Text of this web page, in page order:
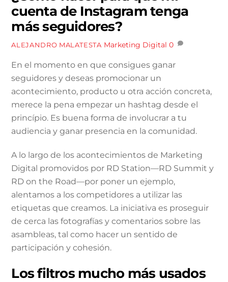
cuenta de Instagram tenga
más seguidores?
ALEJANDRO MALATESTA Marketing Digital 0
En el momento en que consigues ganar
seguidores y deseas promocionar un
acontecimiento, producto u otra acción concreta,
merece la pena empezar un hashtag desde el
princípio. Es buena forma de involucrar a tu
audiencia y ganar presencia en la comunidad.
A lo largo de los acontecimientos de Marketing
Digital promovidos por RD Station—RD Summit y
RD on the Road—por poner un ejemplo,
alentamos a los competidores a utilizar las
etiquetas que creamos. La iniciativa es proseguir
de cerca las fotografías y comentarios sobre las
asambleas, tal como hacer un sentido de
participación y cohesión.
Los filtros mucho más usados